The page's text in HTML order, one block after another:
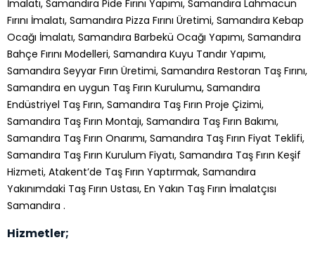
İmalatı, Samandıra Pide Fırını Yapımı, Samandıra Lahmacun
Fırını İmalatı, Samandıra Pizza Fırını Üretimi, Samandıra Kebap
Ocağı İmalatı, Samandıra Barbekü Ocağı Yapımı, Samandıra
Bahçe Fırını Modelleri, Samandıra Kuyu Tandır Yapımı,
Samandıra Seyyar Fırın Üretimi, Samandıra Restoran Taş Fırını,
Samandıra en uygun Taş Fırın Kurulumu, Samandıra
Endüstriyel Taş Fırın, Samandıra Taş Fırın Proje Çizimi,
Samandıra Taş Fırın Montajı, Samandıra Taş Fırın Bakımı,
Samandıra Taş Fırın Onarımı, Samandıra Taş Fırın Fiyat Teklifi,
Samandıra Taş Fırın Kurulum Fiyatı, Samandıra Taş Fırın Keşif
Hizmeti, Atakent’de Taş Fırın Yaptırmak, Samandıra
Yakınımdaki Taş Fırın Ustası, En Yakın Taş Fırın İmalatçısı
Samandıra .
Hizmetler;